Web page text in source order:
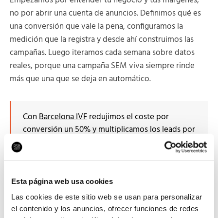
Esta página web usa cookies
Las cookies de este sitio web se usan para personalizar
el contenido y los anuncios, ofrecer funciones de redes
no por abrir una cuenta de anuncios. Definimos qué es
una conversión que vale la pena, configuramos la
medición que la registra y desde ahí construimos las
campañas. Luego iteramos cada semana sobre datos
reales, porque una campaña SEM viva siempre rinde
más que una que se deja en automático.
ConBarcelona IVFredujimos el coste por
conversión un 50% y multiplicamos los leads por
Ferrer
subimos el CTR un 5% y bajamos el CPM un 70%